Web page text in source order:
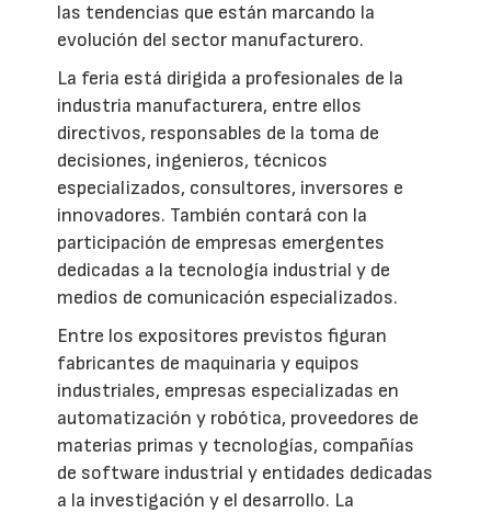
las tendencias que están marcando la
evolución del sector manufacturero.
La feria está dirigida a profesionales de la
industria manufacturera, entre ellos
directivos, responsables de la toma de
decisiones, ingenieros, técnicos
especializados, consultores, inversores e
innovadores. También contará con la
participación de empresas emergentes
dedicadas a la tecnología industrial y de
medios de comunicación especializados.
Entre los expositores previstos figuran
fabricantes de maquinaria y equipos
industriales, empresas especializadas en
automatización y robótica, proveedores de
materias primas y tecnologías, compañías
de software industrial y entidades dedicadas
a la investigación y el desarrollo. La